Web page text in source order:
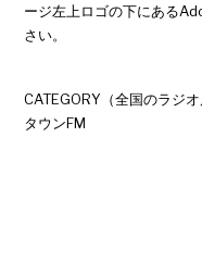
ージ左上ロゴの下にある
さい。
CATEGORY（全国のラジ
タウンFM